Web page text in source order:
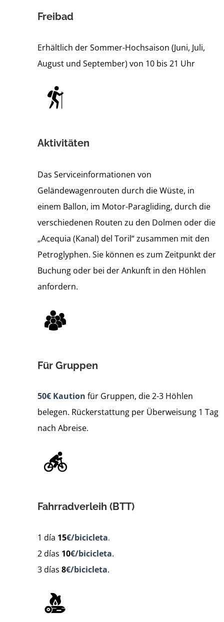
Freibad
Erhältlich der Sommer-Hochsaison (Juni, Juli,
August und September) von 10 bis 21 Uhr
Aktivitäten
Das Serviceinformationen von
Geländewagenrouten durch die Wüste, in
einem Ballon, im Motor-Paragliding, durch die
verschiedenen Routen zu den Dolmen oder die
„Acequia (Kanal) del Toril“ zusammen mit den
Petroglyphen. Sie können es zum Zeitpunkt der
Buchung oder bei der Ankunft in den Höhlen
anfordern.
Für Gruppen
50€ Kaution für Gruppen, die 2-3 Höhlen
belegen. Rückerstattung per Überweisung 1 Tag
nach Abreise.
Fahrradverleih (BTT)
1 día 15€/bicicleta.
2 días 10€/bicicleta.
3 días8€/bicicleta.